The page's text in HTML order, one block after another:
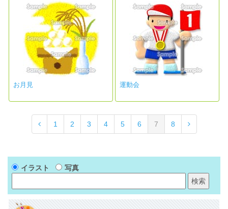
お月見 運動会
1 2 3 4 5 6 7 8
イラスト 写真